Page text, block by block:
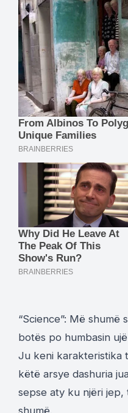
“Science”: Më shumë
botës po humbasin ujë
Ju keni karakteristika
këtë arsye dashuria
sepse aty ku njëri
shumë.